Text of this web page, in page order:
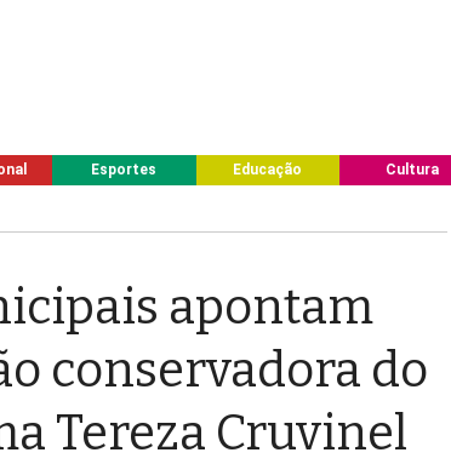
Esportes Educação Cultura
apontam
conservadora do
Tereza Cruvinel